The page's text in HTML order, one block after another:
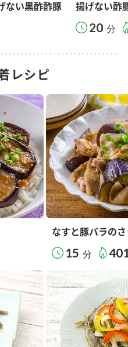
ない黒酢酢豚 揚げない酢
20 分
レシピ
なすと豚バラの
15 分